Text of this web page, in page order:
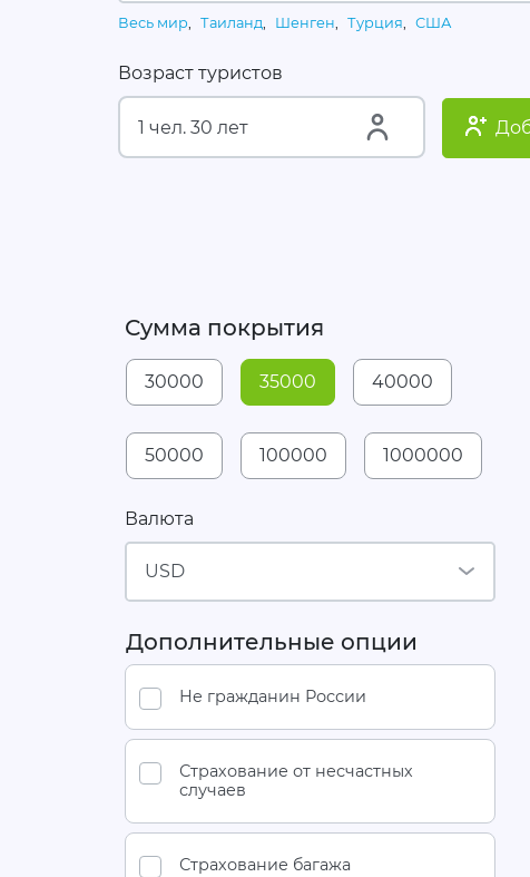
Весь мир, Таиланд, Шенген, Турция, США
Возраст туристов
Сумма покрытия
30000 35000 40000
50000 100000 1000000
Валюта
USD
Дополнительные опции
Не гражданин России
Страхование от несчастных
случаев
Страхование багажа